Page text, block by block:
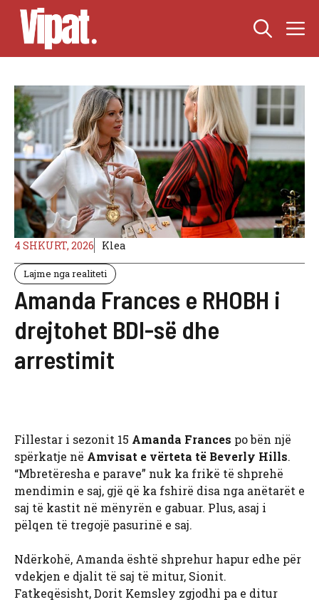
Skip
content
4 SHKURT, 2026 Klea
Lajme nga realiteti
Amanda Frances e RHOBH i
drejtohet BDI-së dhe
arrestimit
Fillestar i sezonit 15 Amanda Frances po bën një
spërkatje në Amvisat e vërteta të Beverly Hills.
“Mbretëresha e parave” nuk ka frikë të shprehë
mendimin e saj, gjë që ka fshirë disa nga anëtarët e
saj të kastit në mënyrën e gabuar. Plus, asaj i
pëlqen të tregojë pasurinë e saj.
Ndërkohë, Amanda është shprehur hapur edhe për
vdekjen e djalit të saj të mitur, Sionit.
Fatkeqësisht, Dorit Kemsley zgjodhi pa e ditur